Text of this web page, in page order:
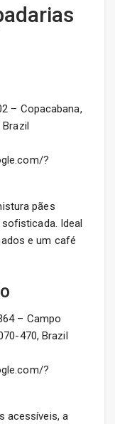
– Copacabana,
?
pães
Ideal
e um café
– Campo
470, Brazil
?
acessíveis, a